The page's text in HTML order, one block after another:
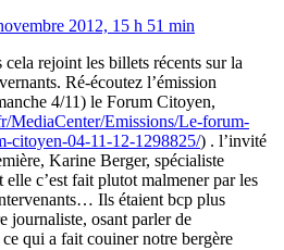
2012, 15 h 51 min
cela rejoint les billets récents sur la
Ré-écoutez l’émission
4/11) le Forum Citoyen,
MediaCenter/Emissions/Le-forum-
citoyen-04-11-12-1298825/) . l’invité
Karine Berger, spécialiste
elle c’est fait plutot malmener par les
Ils étaient bcp plus
journaliste, osant parler de
qui a fait couiner notre bergère